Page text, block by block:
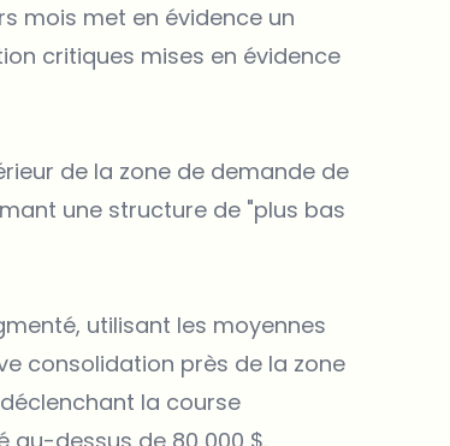
mois met en évidence un
critiques mises en évidence
de la zone de demande de
une structure de "plus bas
utilisant les moyennes
consolidation près de la zone
la course